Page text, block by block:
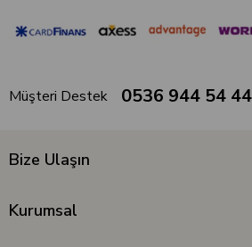
Müşteri Destek 0536 944 54 44
Bize Ulaşın
Kurumsal